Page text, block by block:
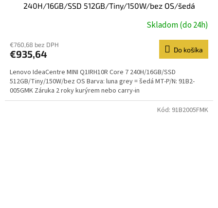
240H/16GB/SSD 512GB/Tiny/150W/bez OS/šedá
Skladom (do 24h)
€760,68 bez DPH
€935,64 Do košíka
Lenovo IdeaCentre MINI Q1IRH10R Core 7 240H/16GB/SSD
512GB/Tiny/150W/bez OS Barva: luna grey = šedá MT-P/N: 91B2-
005GMK Záruka 2 roky kurýrem nebo carry-in
Kód: 91B2005FMK